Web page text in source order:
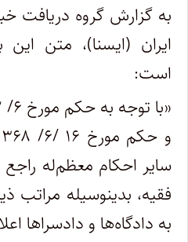
به گزارش گروه دریافت
ایران (ایسنا)، متن
است:
سایر احکام معظم‌له راجع
فقیه، بدینوسیله
به دادگاه‌ها و دادسراها